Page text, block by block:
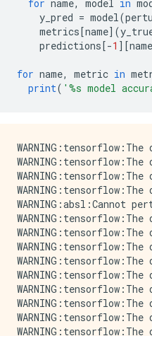
for name, model in
y_pred = model(
metrics[name](
predictions[-1 ][name
for name, metric in
print( '%s model